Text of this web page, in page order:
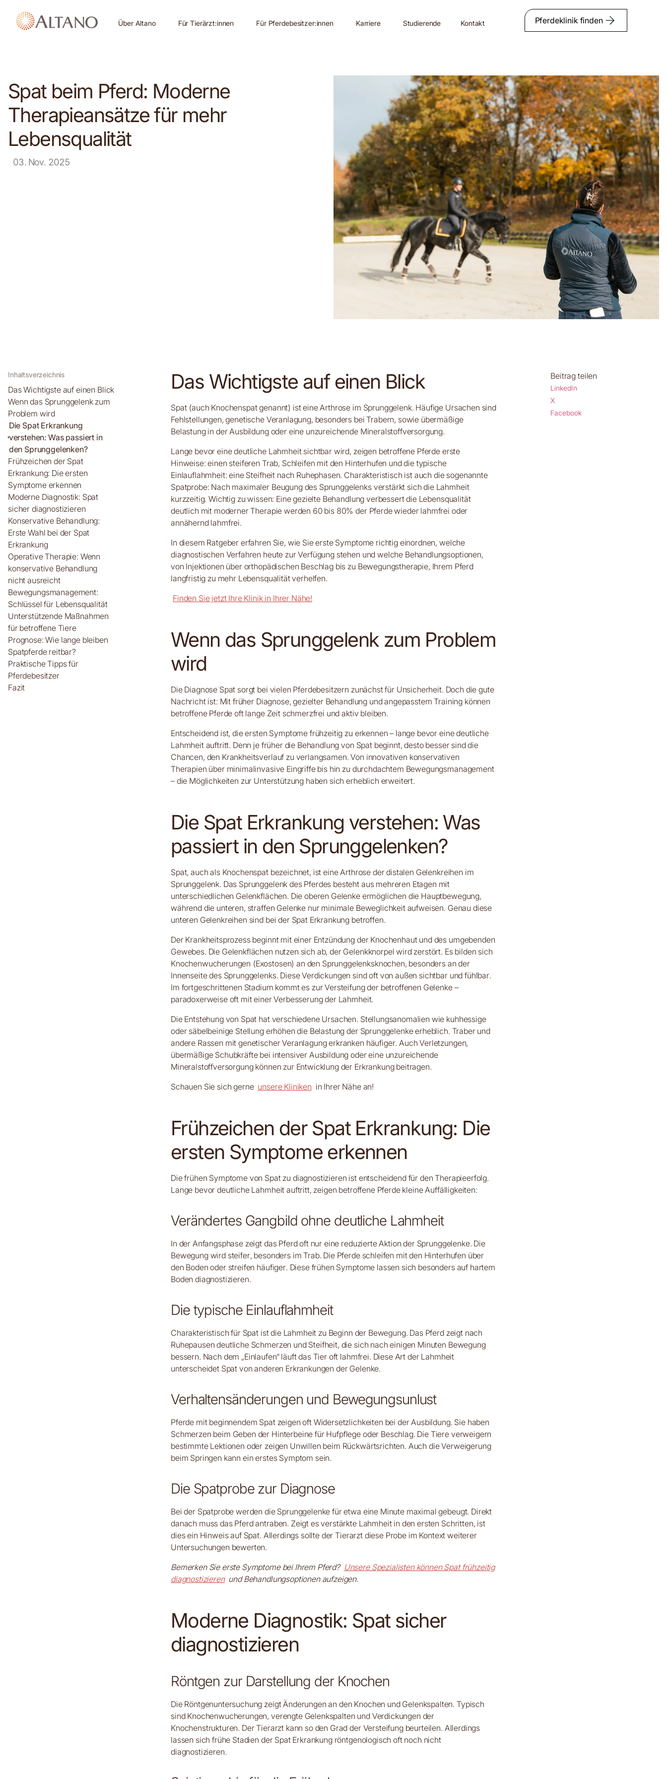
Über Altano Für Tierärzt:innen Für Pferdebesitzer:innen Karriere Studierende Kontakt Pferdeklinik finden
Spat beim Pferd: Moderne
Therapieansätze für mehr
Lebensqualität
03. Nov. 2025
Inhaltsverzeichnis
Das Wichtigste auf einen Blick
Wenn das Sprunggelenk zum
Problem wird
Die Spat Erkrankung
verstehen: Was passiert in
den Sprunggelenken?
Frühzeichen der Spat
Erkrankung: Die ersten
Symptome erkennen
Moderne Diagnostik: Spat
sicher diagnostizieren
Konservative Behandlung:
Erste Wahl bei der Spat
Erkrankung
Operative Therapie: Wenn
konservative Behandlung
nicht ausreicht
Bewegungsmanagement:
Schlüssel für Lebensqualität
Unterstützende Maßnahmen
für betroffene Tiere
Prognose: Wie lange bleiben
Spatpferde reitbar?
Praktische Tipps für
Pferdebesitzer
Fazit
Das Wichtigste auf einen Blick
Spat (auch Knochenspat genannt) ist eine Arthrose im Sprunggelenk. Häufige Ursachen sind
Fehlstellungen, genetische Veranlagung, besonders bei Trabern, sowie übermäßige
Belastung in der Ausbildung oder eine unzureichende Mineralstoffversorgung.
Lange bevor eine deutliche Lahmheit sichtbar wird, zeigen betroffene Pferde erste
Hinweise: einen steiferen Trab, Schleifen mit den Hinterhufen und die typische
Einlauflahmheit: eine Steifheit nach Ruhephasen. Charakteristisch ist auch die sogenannte
Spatprobe: Nach maximaler Beugung des Sprunggelenks verstärkt sich die Lahmheit
kurzzeitig. Wichtig zu wissen: Eine gezielte Behandlung verbessert die Lebensqualität
deutlich mit moderner Therapie werden 60 bis 80% der Pferde wieder lahmfrei oder
annähernd lahmfrei.
In diesem Ratgeber erfahren Sie, wie Sie erste Symptome richtig einordnen, welche
diagnostischen Verfahren heute zur Verfügung stehen und welche Behandlungsoptionen,
von Injektionen über orthopädischen Beschlag bis zu Bewegungstherapie, Ihrem Pferd
langfristig zu mehr Lebensqualität verhelfen.
Finden Sie jetzt Ihre Klinik in Ihrer Nähe!
Wenn das Sprunggelenk zum Problem
wird
Die Diagnose Spat sorgt bei vielen Pferdebesitzern zunächst für Unsicherheit. Doch die gute
Nachricht ist: Mit früher Diagnose, gezielter Behandlung und angepasstem Training können
betroffene Pferde oft lange Zeit schmerzfrei und aktiv bleiben.
Entscheidend ist, die ersten Symptome frühzeitig zu erkennen – lange bevor eine deutliche
Lahmheit auftritt. Denn je früher die Behandlung von Spat beginnt, desto besser sind die
Chancen, den Krankheitsverlauf zu verlangsamen. Von innovativen konservativen
Therapien über minimalinvasive Eingriffe bis hin zu durchdachtem Bewegungsmanagement
– die Möglichkeiten zur Unterstützung haben sich erheblich erweitert.
Die Spat Erkrankung verstehen: Was
passiert in den Sprunggelenken?
Spat, auch als Knochenspat bezeichnet, ist eine Arthrose der distalen Gelenkreihen im
Sprunggelenk. Das Sprunggelenk des Pferdes besteht aus mehreren Etagen mit
unterschiedlichen Gelenkflächen. Die oberen Gelenke ermöglichen die Hauptbewegung,
während die unteren, straffen Gelenke nur minimale Beweglichkeit aufweisen. Genau diese
unteren Gelenkreihen sind bei der Spat Erkrankung betroffen.
Der Krankheitsprozess beginnt mit einer Entzündung der Knochenhaut und des umgebenden
Gewebes. Die Gelenkflächen nutzen sich ab, der Gelenkknorpel wird zerstört. Es bilden sich
Knochenwucherungen (Exostosen) an den Sprunggelenksknochen, besonders an der
Innenseite des Sprunggelenks. Diese Verdickungen sind oft von außen sichtbar und fühlbar.
Im fortgeschrittenen Stadium kommt es zur Versteifung der betroffenen Gelenke –
paradoxerweise oft mit einer Verbesserung der Lahmheit.
Die Entstehung von Spat hat verschiedene Ursachen. Stellungsanomalien wie kuhhessige
oder säbelbeinige Stellung erhöhen die Belastung der Sprunggelenke erheblich. Traber und
andere Rassen mit genetischer Veranlagung erkranken häufiger. Auch Verletzungen,
übermäßige Schubkräfte bei intensiver Ausbildung oder eine unzureichende
Mineralstoffversorgung können zur Entwicklung der Erkrankung beitragen.
Schauen Sie sich gerne unsere Kliniken in Ihrer Nähe an!
Frühzeichen der Spat Erkrankung: Die
ersten Symptome erkennen
Die frühen Symptome von Spat zu diagnostizieren ist entscheidend für den Therapieerfolg.
Lange bevor deutliche Lahmheit auftritt, zeigen betroffene Pferde kleine Auffälligkeiten:
Verändertes Gangbild ohne deutliche Lahmheit
In der Anfangsphase zeigt das Pferd oft nur eine reduzierte Aktion der Sprunggelenke. Die
Bewegung wird steifer, besonders im Trab. Die Pferde schleifen mit den Hinterhufen über
den Boden oder streifen häufiger. Diese frühen Symptome lassen sich besonders auf hartem
Boden diagnostizieren.
Die typische Einlauflahmheit
Charakteristisch für Spat ist die Lahmheit zu Beginn der Bewegung. Das Pferd zeigt nach
Ruhepausen deutliche Schmerzen und Steifheit, die sich nach einigen Minuten Bewegung
bessern. Nach dem „Einlaufen“ läuft das Tier oft lahmfrei. Diese Art der Lahmheit
unterscheidet Spat von anderen Erkrankungen der Gelenke.
Verhaltensänderungen und Bewegungsunlust
Pferde mit beginnendem Spat zeigen oft Widersetzlichkeiten bei der Ausbildung. Sie haben
Schmerzen beim Geben der Hinterbeine für Hufpflege oder Beschlag. Die Tiere verweigern
bestimmte Lektionen oder zeigen Unwillen beim Rückwärtsrichten. Auch die Verweigerung
beim Springen kann ein erstes Symptom sein.
Die Spatprobe zur Diagnose
Bei der Spatprobe werden die Sprunggelenke für etwa eine Minute maximal gebeugt. Direkt
danach muss das Pferd antraben. Zeigt es verstärkte Lahmheit in den ersten Schritten, ist
dies ein Hinweis auf Spat. Allerdings sollte der Tierarzt diese Probe im Kontext weiterer
Untersuchungen bewerten.
Bemerken Sie erste Symptome bei Ihrem Pferd? Unsere Spezialisten können Spat frühzeitig
diagnostizieren und Behandlungsoptionen aufzeigen.
Moderne Diagnostik: Spat sicher
diagnostizieren
Röntgen zur Darstellung der Knochen
Die Röntgenuntersuchung zeigt Änderungen an den Knochen und Gelenkspalten. Typisch
sind Knochenwucherungen, verengte Gelenkspalten und Verdickungen der
Knochenstrukturen. Der Tierarzt kann so den Grad der Versteifung beurteilen. Allerdings
lassen sich frühe Stadien der Spat Erkrankung röntgenologisch oft noch nicht
diagnostizieren.
Beitrag teilen
LinkedIn
X
Facebook